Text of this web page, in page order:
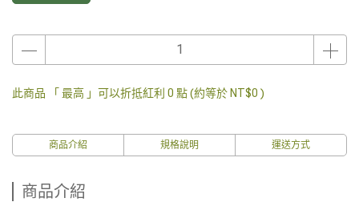
此商品 「 最高 」可以折抵紅利 0 點 (約等於 NT$0 )
商品介紹 規格說明 運送方式
商品介紹